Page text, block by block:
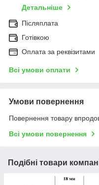
Детальніше
Післяплата
Готівкою
Оплата за реквізитами
Всі умови оплати
Умови повернення
Повернення товару
Всі умови повернення
Подібні товари